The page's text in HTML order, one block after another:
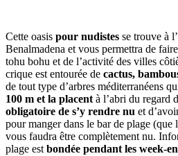
Cette oasis pour nudistes se trouve à
Benalmadena et vous permettra de
tohu bohu et de l’activité des villes
crique est entourée de cactus,
de tout type d’arbres méditerranéens
100 m et la placent à l’abri du regard
obligatoire de s’y rendre nu et
pour manger dans le bar de plage
vous faudra être complètement nu.
plage est bondée pendant les week-